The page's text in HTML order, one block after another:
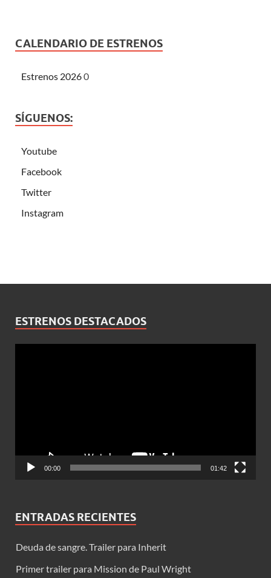
CALENDARIO DE ESTRENOS
Estrenos 20260
SÍGUENOS:
Youtube
Facebook
Twitter
Instagram
ESTRENOS DESTACADOS
00:00 01:42
ENTRADAS RECIENTES
Deuda de sangre. Trailer para Inherit
Primer trailer para Mission de Paul Wright